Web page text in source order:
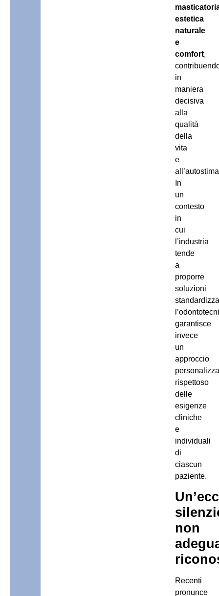
estetica
naturale
e
comfort,
in
maniera
decisiva
alla
qualità
della
vita
e
In
un
contesto
in
cui
l’industria
tende
a
proporre
soluzioni
garantisce
invece
un
approccio
rispettoso
delle
esigenze
cliniche
e
individuali
di
ciascun
paziente.
non
Recenti
pronunce